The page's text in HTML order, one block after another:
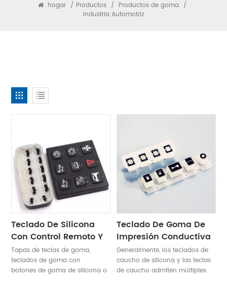
hogar / Productos / Productos de goma /
Industria Automotriz
Teclado De Silicona
Con Control Remoto Y
Sonido De
Retroiluminación
Automotriz
Tapas de teclas de goma,
teclados de goma con
botones de goma de silicona o
Teclado De Goma De
Impresión Conductiva
De Fábrica
Personalizada
Generalmente, los teclados de
caucho de silicona y las teclas
de caucho admiten múltiples